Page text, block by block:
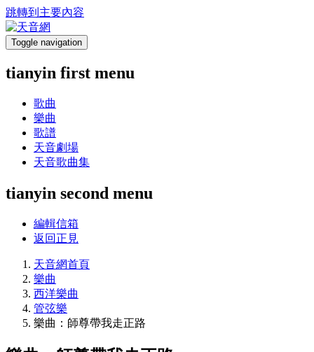
跳轉到主要內容
Toggle navigation
tianyin first menu
歌曲
樂曲
歌譜
天音劇場
天音歌曲集
tianyin second menu
編輯信箱
返回正見
天音網首頁
樂曲
西洋樂曲
管弦樂
樂曲：師尊帶我走正路